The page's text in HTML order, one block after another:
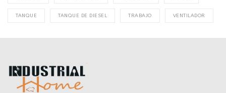
TANQUE TANQUE DE DIESEL TRABAJO VENTILADOR